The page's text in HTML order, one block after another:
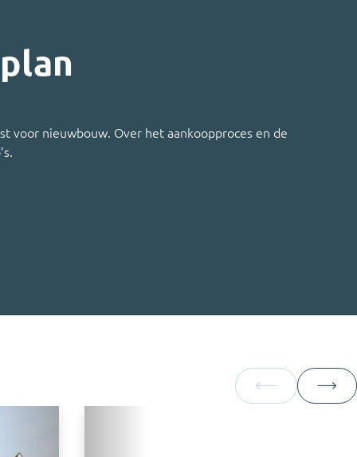
voor nieuwbouw. Over het aankoopproces en de